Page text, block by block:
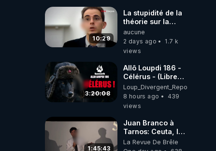
10:29
La stupidité de la
théorie sur la
responsabilité de
l’homme
concernant le
carbone.
aucune
2 days ago
1.7 k
views
3:20:08
Allô Loupdi 186 -
Célérus - (Libre
Antenne) - Loup
Divergent
2026.08.06
Loup_Divergent_Reposts
8 hours ago
439
views
1:45:43
Juan Branco à
Tarnos: Ceuta, le
narcotrafic et le
pouvoir en France
La Revue De Brêle